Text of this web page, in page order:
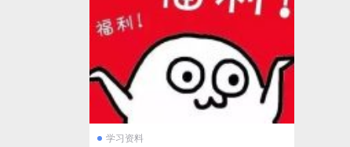
学习资料